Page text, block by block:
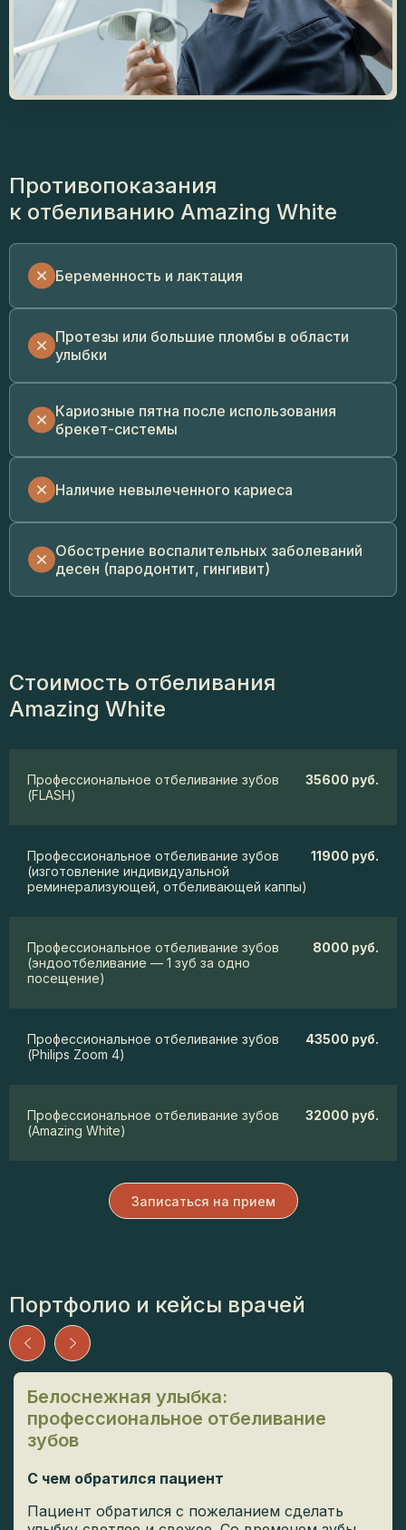
Противопоказания
к отбеливанию Amazing White
Беременность и лактация
Протезы или большие пломбы в области
улыбки
Кариозные пятна после использования
брекет-системы
Наличие невылеченного кариеса
Обострение воспалительных заболеваний
десен (пародонтит, гингивит)
Стоимость отбеливания
Amazing White
Профессиональное отбеливание зубов
(FLASH)
35600 руб.
Профессиональное отбеливание зубов
(изготовление индивидуальной
реминерализующей, отбеливающей каппы)
11900 руб.
Профессиональное отбеливание зубов
(эндоотбеливание — 1 зуб за одно
посещение)
8000 руб.
Профессиональное отбеливание зубов
(Philips Zoom 4)
43500 руб.
Профессиональное отбеливание зубов
(Amazing White)
32000 руб.
Записаться на прием
Портфолио и кейсы врачей
Белоснежная улыбка:
профессиональное отбеливание
зубов
С чем обратился пациент
Пациент обратился с пожеланием сделать